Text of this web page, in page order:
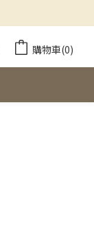
購物車(0)